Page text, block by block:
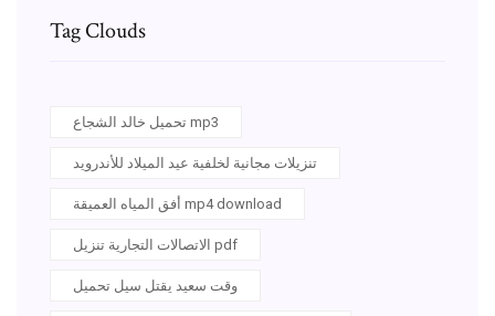
Tag Clouds
تحميل خالد الشجاع mp3
تنزيلات مجانية لخلفية عيد الميلاد للأندرويد
أفق المياه العميقة mp4 download
الاتصالات التجارية تنزيل pdf
وقت سعيد يقتل سيل تحميل